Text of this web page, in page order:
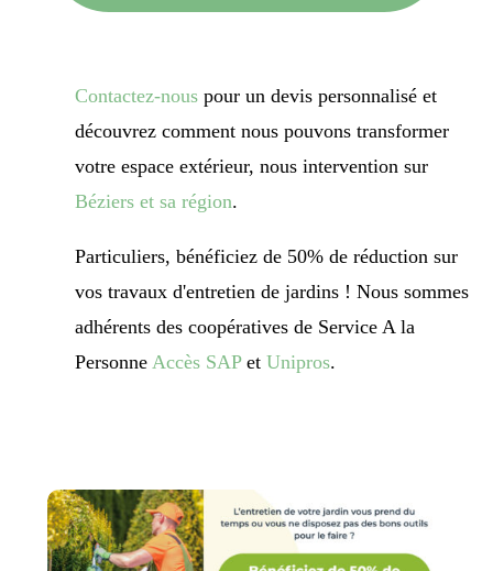
Contactez-nouspour un devis personnalisé et
découvrez comment nous pouvons transformer
votre espace extérieur, nous intervention sur
Béziers et sa région.
Particuliers, bénéficiez de 50% de réduction sur
vos travaux d'entretien de jardins ! Nous sommes
adhérents des coopératives de Service A la
Personne Accès SAPet Unipros.